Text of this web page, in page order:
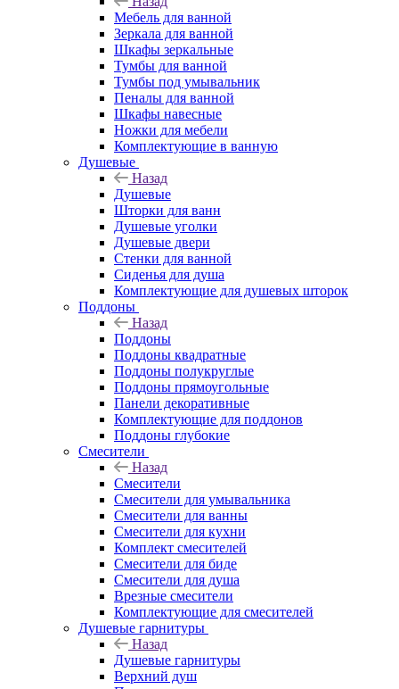
Мебель для ванной
Зеркала для ванной
Шкафы зеркальные
Тумбы для ванной
Тумбы под умывальник
Пеналы для ванной
Шкафы навесные
Ножки для мебели
Комплектующие в ванную
Душевые
Назад
Душевые
Шторки для ванн
Душевые уголки
Душевые двери
Стенки для ванной
Сиденья для душа
Комплектующие для душевых шторок
Поддоны
Назад
Поддоны
Поддоны квадратные
Поддоны полукруглые
Поддоны прямоугольные
Панели декоративные
Комплектующие для поддонов
Поддоны глубокие
Смесители
Назад
Смесители
Смесители для умывальника
Смесители для ванны
Смесители для кухни
Комплект смесителей
Смесители для биде
Смесители для душа
Врезные смесители
Комплектующие для смесителей
Душевые гарнитуры
Назад
Душевые гарнитуры
Верхний душ